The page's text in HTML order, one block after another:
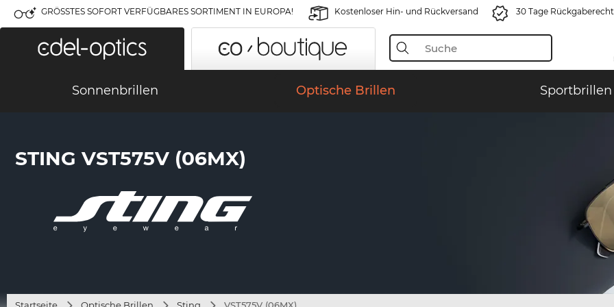
GRÖSSTES SOFORT VERFÜGBARES SORTIMENT IN EUROPA! Kostenloser Hin- und Rückversand 30 Tage Rückgaberecht
Sonnenbrillen Optische Brillen Sportbrillen
STING VST575V (06MX)